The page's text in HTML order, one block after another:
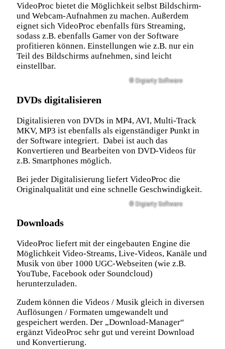
VideoProc bietet die Möglichkeit selbst Bildschirm-
und Webcam-Aufnahmen zu machen. Außerdem
eignet sich VideoProc ebenfalls fürs Streaming,
sodass z.B. ebenfalls Gamer von der Software
profitieren können. Einstellungen wie z.B. nur ein
Teil des Bildschirms aufnehmen, sind leicht
einstellbar.
© Digiarty Software
DVDs digitalisieren
Digitalisieren von DVDs in MP4, AVI, Multi-Track
MKV, MP3 ist ebenfalls als eigenständiger Punkt in
der Software integriert. Dabei ist auch das
Konvertieren und Bearbeiten von DVD-Videos für
z.B. Smartphones möglich.
Bei jeder Digitalisierung liefert VideoProc die
Originalqualität und eine schnelle Geschwindigkeit.
© Digiarty Software
Downloads
VideoProc liefert mit der eingebauten Engine die
Möglichkeit Video-Streams, Live-Videos, Kanäle und
Musik von über 1000 UGC-Webseiten (wie z.B.
YouTube, Facebook oder Soundcloud)
herunterzuladen.
Zudem können die Videos / Musik gleich in diversen
Auflösungen / Formaten umgewandelt und
gespeichert werden. Der „Download-Manager“
ergänzt VideoProc sehr gut und vereint Download
und Konvertierung.